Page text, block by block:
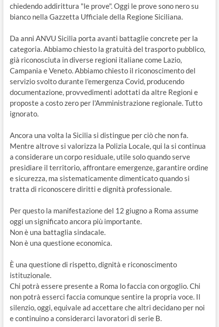
chiedendo addirittura "le prove". Oggi le prove sono nero su
bianco nella Gazzetta Ufficiale della Regione Siciliana.
Da anni ANVU Sicilia porta avanti battaglie concrete per la
categoria. Abbiamo chiesto la gratuità del trasporto pubblico,
già riconosciuta in diverse regioni italiane come Lazio,
Campania e Veneto. Abbiamo chiesto il riconoscimento del
servizio svolto durante l'emergenza Covid, producendo
documentazione, provvedimenti adottati da altre Regioni e
proposte a costo zero per l'Amministrazione regionale. Tutto
ignorato.
Ancora una volta la Sicilia si distingue per ciò che non fa.
Mentre altrove si valorizza la Polizia Locale, qui la si continua
a considerare un corpo residuale, utile solo quando serve
presidiare il territorio, affrontare emergenze, garantire ordine
e sicurezza, ma sistematicamente dimenticato quando si
tratta di riconoscere diritti e dignità professionale.
Per questo la manifestazione del 12 giugno a Roma assume
oggi un significato ancora più importante.
Non è una battaglia sindacale.
Non è una questione economica.
È una questione di rispetto, dignità e riconoscimento
istituzionale.
Chi potrà essere presente a Roma lo faccia con orgoglio. Chi
non potrà esserci faccia comunque sentire la propria voce. Il
silenzio, oggi, equivale ad accettare che altri decidano per noi
e continuino a considerarci lavoratori di serie B.